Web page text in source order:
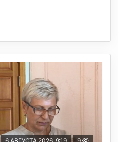
6 АВГУСТА 2026, 9:19 9